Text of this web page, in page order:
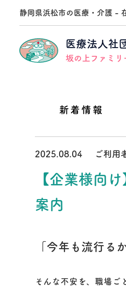
静岡県浜松市の医療・介護 -
医療法人社
坂の上ファミリ
訪問診療
訪問看護
介護老人保健施設
医療・介護相談
医療法人社団心 事
坂の上在宅医療支
訪問リハビリテー
坂の上ガーデン幸
法人理念
法人沿革
採用メッセージ
募集要項
新着情報
2025.08.04 ご利用
【企業様向
案内
「今年も流行る
そんな不安を、職場ご